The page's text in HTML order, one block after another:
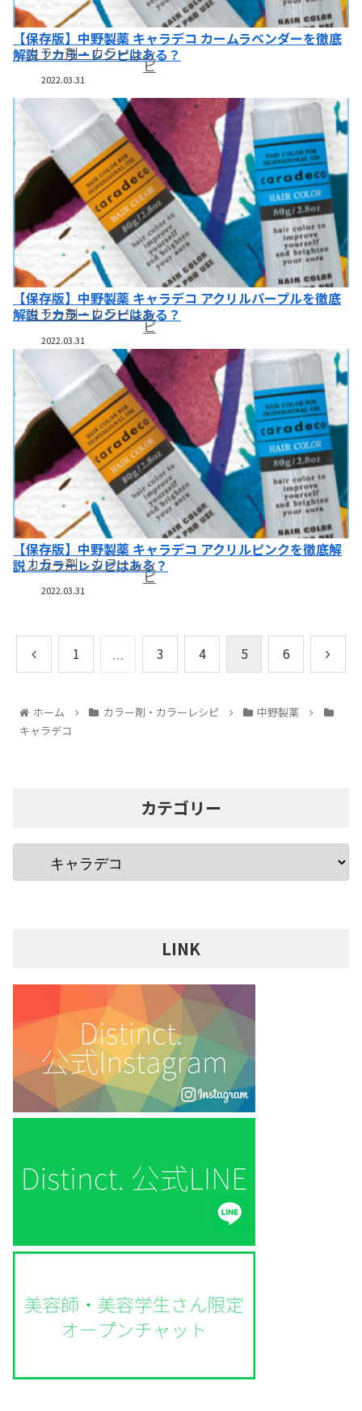
【保存版】中野製薬 キャラデコ カームラベンダーを徹底
解説！カラーレシピはある？
カラー剤・カラーレシ
ピ
2022.03.31
【保存版】中野製薬 キャラデコ アクリルパープルを徹底
解説！カラーレシピはある？
カラー剤・カラーレシ
ピ
2022.03.31
【保存版】中野製薬 キャラデコ アクリルピンクを徹底解
説！カラーレシピはある？
カラー剤・カラーレシ
ピ
2022.03.31
1 … 3 4 5 6
ホーム カラー剤・カラーレシピ
中野製薬
キャラデコ
カテゴリー
LINK